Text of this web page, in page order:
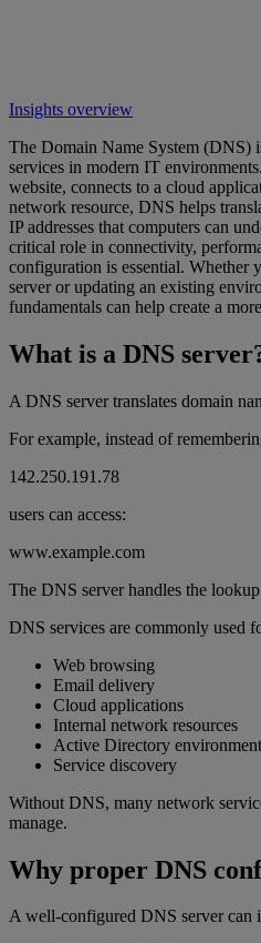
Insights overview
The Domain Name System (DNS)
services in modern IT
website, connects to a cloud
network resource, DNS helps
IP addresses that computers can
critical role in connectivity,
configuration is essential. Whether
server or updating an existing
fundamentals can help create a
What is a DNS
A DNS server translates domain
For example, instead of
142.250.191.78
users can access:
www.example.com
The DNS server handles the
DNS services are commonly used
Web browsing
Email delivery
Cloud applications
Internal network resources
Active Directory
Service discovery
Without DNS, many network
manage.
Why proper DNS
A well-configured DNS server can